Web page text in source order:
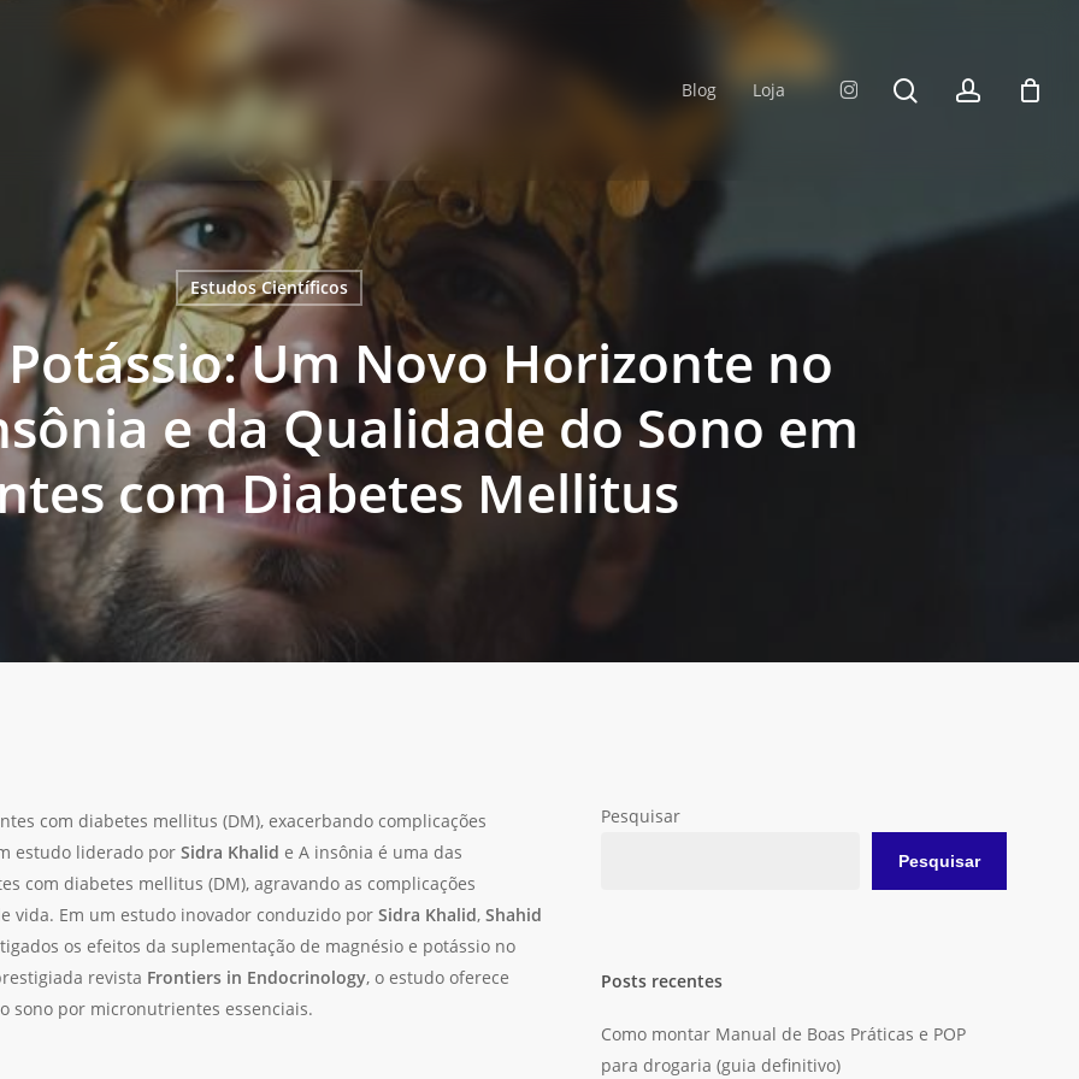
Blog Loja instagram pesquisaaccount
Estudos Científicos
Um Novo Horizonte no
e da Qualidade do Sono em
com Diabetes Mellitus
com diabetes mellitus (DM), exacerbando complicações
estudo liderado por Sidra Khalid e A insônia é uma das
com diabetes mellitus (DM), agravando as complicações
vida. Em um estudo inovador conduzido por Sidra Khalid, Shahid
os efeitos da suplementação de magnésio e potássio no
revista Frontiers in Endocrinology, o estudo oferece
sono por micronutrientes essenciais.
Pesquisar
Pesquisar
Posts recentes
Como montar Manual de Boas Práticas e POP
para drogaria (guia definitivo)